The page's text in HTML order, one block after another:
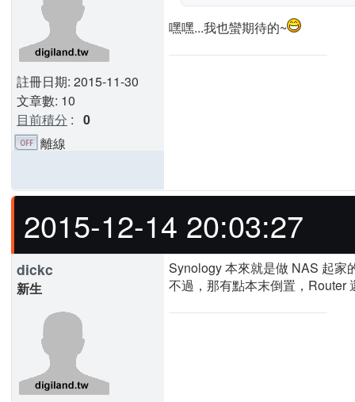
註冊日期: 2015-11-30
文章數: 10
目前積分 : 0
嘿嘿...我也蠻期待的~
離線
2015-12-14 20:03:27
dickc
新生
Synology 本來就是做 NAS 起家
不過，那有點本末倒置，Router